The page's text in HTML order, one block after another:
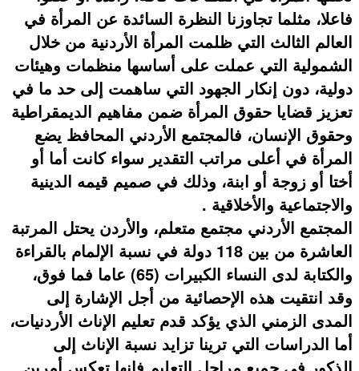
فاعلا، مثلما تجاوزنا النظرة السائدة عن المرأة في
العالم الثالث التي ظلمت المرأة الأردنية من خلال
الشمولية التي عملت على أساسها منظمات وهيئات
دولية، دون إنكار الجهود التي ساهمت إلى حد ما في
تعزيز قضايا حقوق المرأة ضمن مفاهيم الديمقراطية
وحقوق الإنسان، فالمجتمع الأردني المحافظ يضع
المرأة في أعلى مراتب التقدير سواء كانت أما أو
أختا أو زوجة أو ابنة، وذلك في صميم قيمه الدينية
والاجتماعية والأخلاقية .
المجتمع الأردني مجتمع متعلم، والأردن يحتل المرتبة
العاشرة من بين 118 دولة في نسبة الإلمام بالقراءة
والكتابة لدى النساء الكبيرات (65) عاما فما فوق،
وقد انتقيت هذه الإحصائية من أجل الإشارة إلى
المدى الزمني الذي يؤكد قدم تعليم الإناث الأردنيات،
أما الدراسات التي ترينا تزايد نسبة الإناث إلى